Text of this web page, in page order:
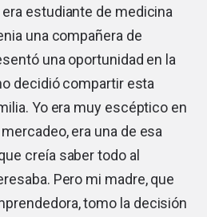
estudiante de medicina
una compañera de
una oportunidad en la
decidió compartir esta
Yo era muy escéptico en
era una de esa
creía saber todo al
Pero mi madre, que
tomo la decisión